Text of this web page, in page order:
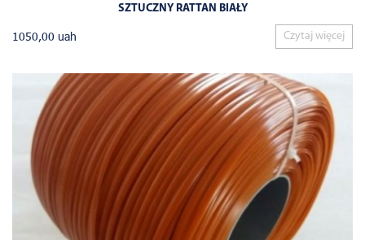
SZTUCZNY RATTAN BIAŁY
1050,00 uah Czytaj więcej